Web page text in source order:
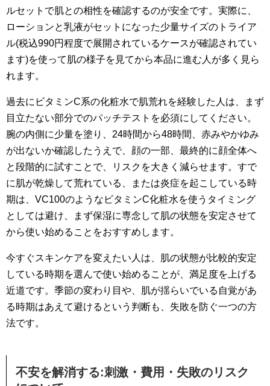
ルセットで肌との相性を確認するのが安全です。実際に、
ローションと乳液がセットになった少量サイズのトライア
ル(税込990円程度で展開されているケースが確認されてい
ます)を使って肌の様子を見てから本品に進む人が多く見ら
れます。
過去にビタミンC系の化粧水で肌荒れを経験した人は、まず
目立たない部分でのパッチテストを必須にしてください。
腕の内側に少量を塗り、24時間から48時間、赤みやかゆみ
が出ないか確認したうえで、顔の一部、最終的に顔全体へ
と段階的に試すことで、リスクを大きく減らせます。すで
に肌が乾燥して荒れている、または炎症を起こしている時
期は、VC100のようなビタミンC化粧水を使うタイミング
としては避け、まず保湿に専念して肌の状態を安定させて
から使い始めることをおすすめします。
今すぐスキンケアを変えたい人は、肌の状態が比較的安定
している時期を選んで使い始めることが、満足度を上げる
近道です。季節の変わり目や、肌が揺らいでいる自覚があ
る時期はあえて避けるという判断も、失敗を防ぐ一つの方
法です。
不安を解消する:刺激・費用・失敗のリスク